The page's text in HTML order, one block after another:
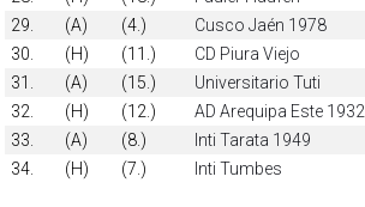
29.
(A) (4.) Cusco Jaén 1978
30.
(H) (11.) CD Piura Viejo
31.
(A) (15.) Universitario Tuti
32.
(H) (12.) AD Arequipa Este 1932
33.
(A) (8.) Inti Tarata 1949
34.
(H) (7.) Inti Tumbes